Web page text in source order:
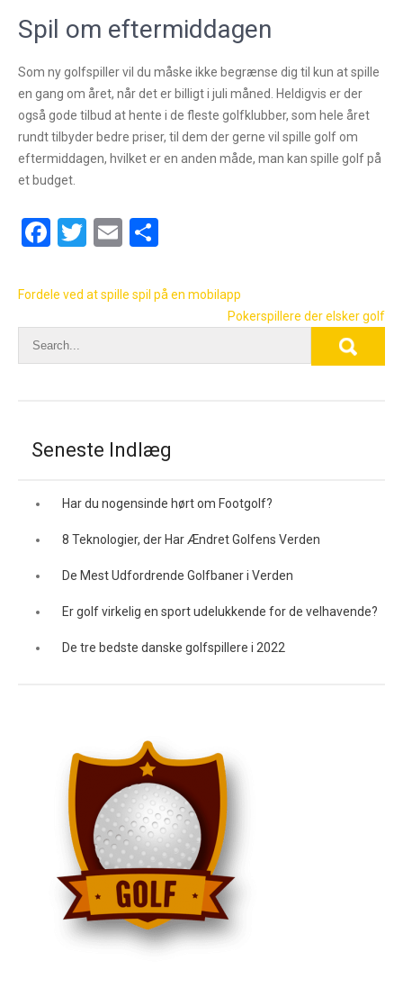
Spil om eftermiddagen
Som ny golfspiller vil du måske ikke begrænse dig til kun at spille
en gang om året, når det er billigt i juli måned. Heldigvis er der
også gode tilbud at hente i de fleste golfklubber, som hele året
rundt tilbyder bedre priser, til dem der gerne vil spille golf om
eftermiddagen, hvilket er en anden måde, man kan spille golf på
et budget.
F
ce
b
o
T
tt
er
E
ail ar
e
Post
navigation
Fordele ved at spille spil på en mobilapp
Pokerspillere der elsker golf
Seneste Indlæg
Har du nogensinde hørt om Footgolf?
8 Teknologier, der Har Ændret Golfens Verden
De Mest Udfordrende Golfbaner i Verden
Er golf virkelig en sport udelukkende for de velhavende?
De tre bedste danske golfspillere i 2022